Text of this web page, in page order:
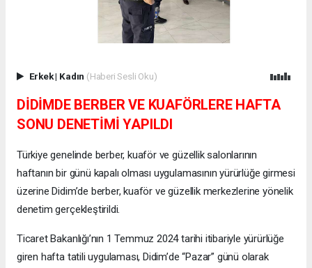
Erkek| Kadın (Haberi Sesli Oku)
DİDİMDE BERBER VE KUAFÖRLERE HAFTA
SONU DENETİMİ YAPILDI
Türkiye genelinde berber, kuaför ve güzellik salonlarının
haftanın bir günü kapalı olması uygulamasının yürürlüğe girmesi
üzerine Didim’de berber, kuaför ve güzellik merkezlerine yönelik
denetim gerçekleştirildi.
Ticaret Bakanlığı’nın 1 Temmuz 2024 tarihi itibariyle yürürlüğe
giren hafta tatili uygulaması, Didim’de “Pazar” günü olarak